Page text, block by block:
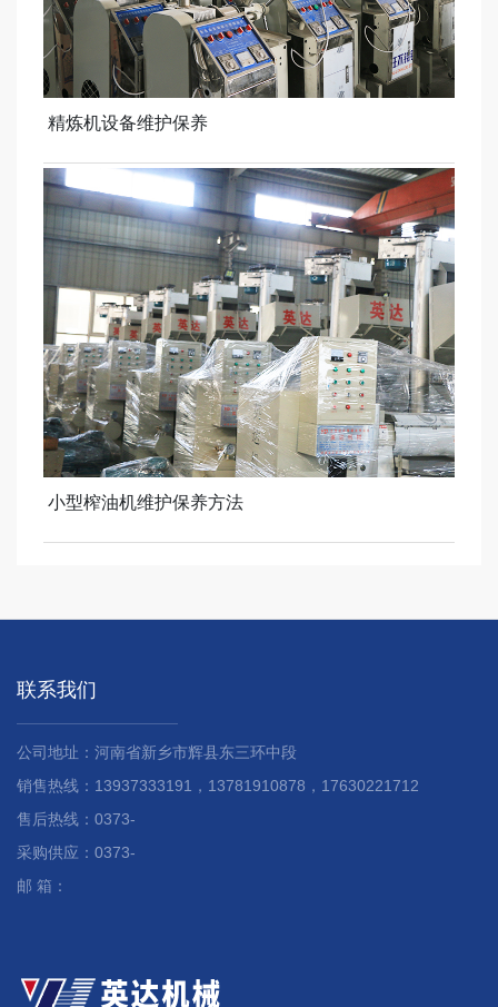
精炼机设备维护保养
小型榨油机维护保养方法
联系我们
公司地址：河南省新乡市辉县东三环中段
销售热线：13937333191，13781910878，17630221712
售后热线：0373-
采购供应：0373-
邮 箱：